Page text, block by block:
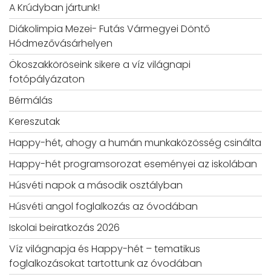
A Krúdyban jártunk!
Diákolimpia Mezei- Futás Vármegyei Döntő
Hódmezővásárhelyen
Ökoszakköröseink sikere a víz világnapi
fotópályázaton
Bérmálás
Kereszutak
Happy-hét, ahogy a humán munkaközösség csinálta
Happy-hét programsorozat eseményei az iskolában
Húsvéti napok a második osztályban
Húsvéti angol foglalkozás az óvodában
Iskolai beiratkozás 2026
Víz világnapja és Happy-hét – tematikus
foglalkozásokat tartottunk az óvodában